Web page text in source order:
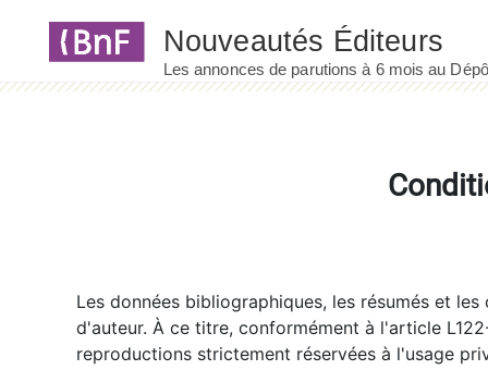
Les données bibliographiques, les résumés et
d'auteur. À ce titre, conformément à l'article
reproductions strictement réservées à l'usage